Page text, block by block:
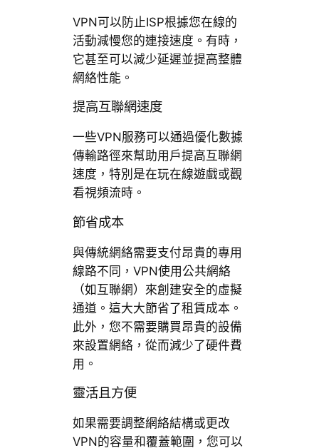
VPN可以防止ISP根據您在線的
活動減慢您的連接速度。有時，
它甚至可以減少延遲並提高整體
網絡性能。
提高互聯網速度
一些VPN服務可以通過優化數據
傳輸路徑來幫助用戶提高互聯網
速度，特別是在玩在線遊戲或觀
看視頻流時。
節省成本
與傳統網絡需要支付昂貴的專用
線路不同，VPN使用公共網絡
（如互聯網）來創建安全的虛擬
通道。這大大節省了租賃成本。
此外，您不需要購買昂貴的設備
來設置網絡，從而減少了硬件費
用。
靈活且方便
如果需要調整網絡結構或更改
VPN的容量和覆蓋範圍，您可以